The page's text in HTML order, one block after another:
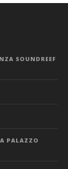
SOUNDREEF
PALAZZO